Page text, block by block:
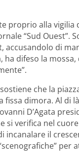
proprio alla vigilia
“Sud Ouest”.
accusandolo di
ha difeso la
che la
fissa dimora. Al di
D’Agata
si verifica nel
incanalare il
per